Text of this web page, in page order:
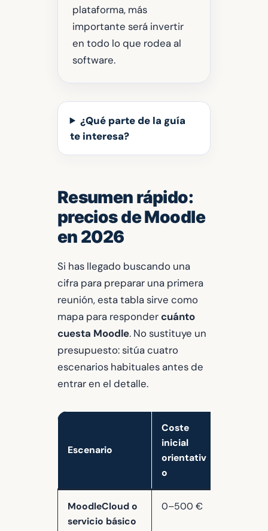
plataforma, más
importante será invertir
en todo lo que rodea al
software.
¿Qué parte de la guía
te interesa?
Resumen rápido:
precios de Moodle
en 2026
Si has llegado buscando una
cifra para preparar una primera
reunión, esta tabla sirve como
mapa para respondercuánto
cuesta Moodle. No sustituye un
presupuesto: sitúa cuatro
escenarios habituales antes de
entrar en el detalle.
Escenario
Coste
inicial
orientativ
o
MoodleCloud o
servicio básico
0–500 €